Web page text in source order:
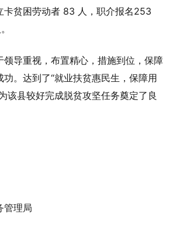
卡贫困劳动者 83 人，职介报名253
领导重视，布置精心，措施到位，保障
。达到了“就业扶贫惠民生，保障用
该县较好完成脱贫攻坚任务奠定了良
管理局